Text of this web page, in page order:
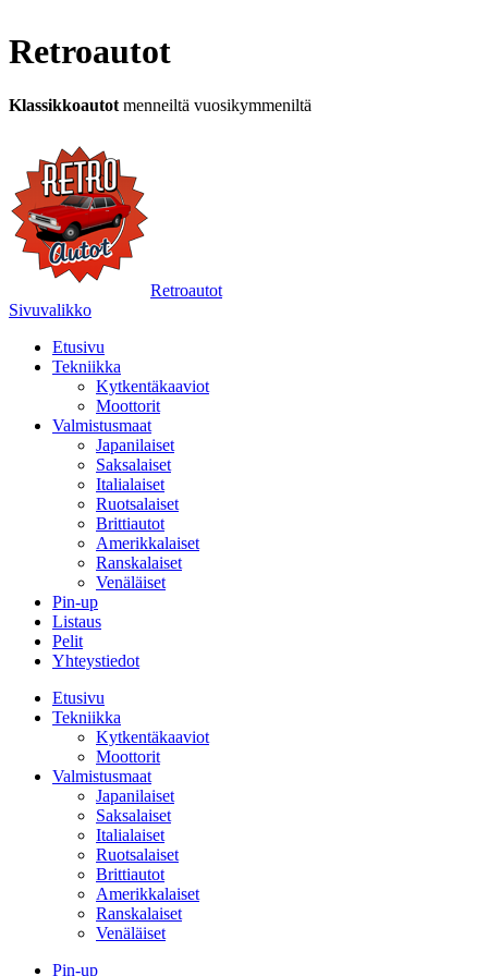
Retroautot
Klassikkoautot menneiltä vuosikymmeniltä
Retroautot
Sivuvalikko
Etusivu
Tekniikka
Kytkentäkaaviot
Moottorit
Valmistusmaat
Japanilaiset
Saksalaiset
Italialaiset
Ruotsalaiset
Brittiautot
Amerikkalaiset
Ranskalaiset
Venäläiset
Pin-up
Listaus
Pelit
Yhteystiedot
Etusivu
Tekniikka
Kytkentäkaaviot
Moottorit
Valmistusmaat
Japanilaiset
Saksalaiset
Italialaiset
Ruotsalaiset
Brittiautot
Amerikkalaiset
Ranskalaiset
Venäläiset
Pin-up